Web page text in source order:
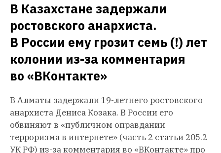
В Казахстане задержали
ростовского анархиста.
В России ему грозит семь (!) лет
колонии из-за комментария
во «ВКонтакте»
В Алматы задержали 19-летнего ростовского
анархиста Дениса Козака. В России его
обвиняют в «публичном оправдании
терроризма в интернете» (часть 2 статьи 205.2
УК РФ) из-за комментария во «ВКонтакте» про